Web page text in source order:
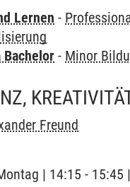
Lernen -
Bachelor - Minor
Freund
| 14:15 - 15:45